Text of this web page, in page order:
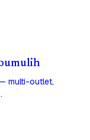
multi-outlet,